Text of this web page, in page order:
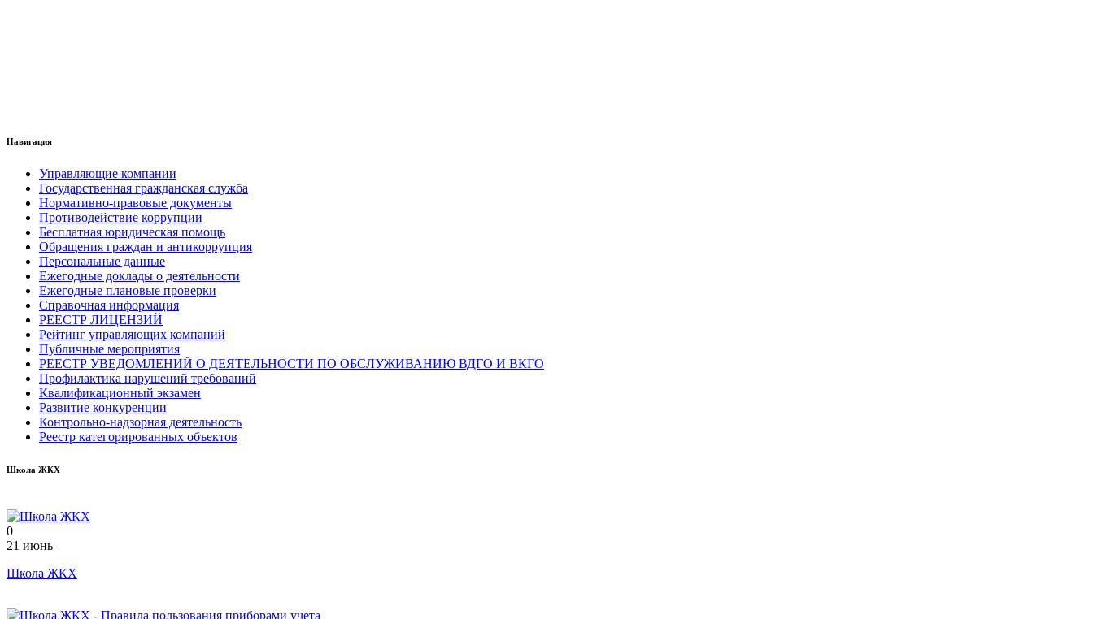
Навигация
Управляющие компании
Государственная гражданская служба
Нормативно-правовые документы
Противодействие коррупции
Бесплатная юридическая помощь
Обращения граждан и антикоррупция
Персональные данные
Ежегодные доклады о деятельности
Ежегодные плановые проверки
Справочная информация
РЕЕСТР ЛИЦЕНЗИЙ
Рейтинг управляющих компаний
Публичные мероприятия
РЕЕСТР УВЕДОМЛЕНИЙ О ДЕЯТЕЛЬНОСТИ ПО ОБСЛУЖИВАНИЮ ВДГО И ВКГО
Профилактика нарушений требований
Квалификационный экзамен
Развитие конкуренции
Контрольно-надзорная деятельность
Реестр категорированных объектов
Школа ЖКХ
0
21 июнь
Школа ЖКХ